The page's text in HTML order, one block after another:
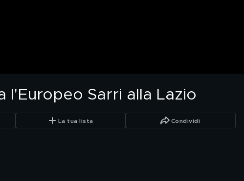
l'Europeo Sarri alla Lazio
La tua lista Condividi